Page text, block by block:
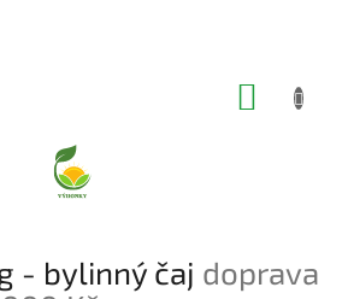
- bylinný čaj doprava